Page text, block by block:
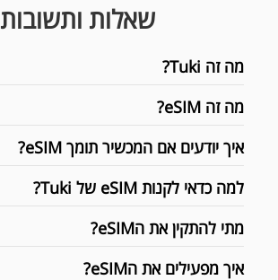
שאלות ותשובות
מה זה Tuki?
מה זה eSIM?
איך יודעים אם המכשיר תומך eSIM?
למה כדאי לקנות eSIM של Tuki?
מתי להתקין את הeSIM?
איך מפעילים את הeSIM?